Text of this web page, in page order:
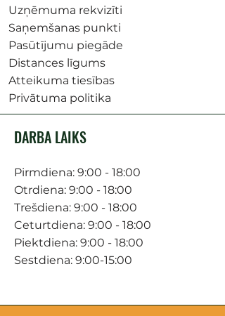
Uzņēmuma rekvizīti
Saņemšanas punkti
Pasūtījumu piegāde
Distances līgums
Atteikuma tiesības
Privātuma politika
DARBA LAIKS
Pirmdiena: 9:00 - 18:00
Otrdiena: 9:00 - 18:00
Trešdiena: 9:00 - 18:00
Ceturtdiena: 9:00 - 18:00
Piektdiena: 9:00 - 18:00
Sestdiena: 9:00-15:00